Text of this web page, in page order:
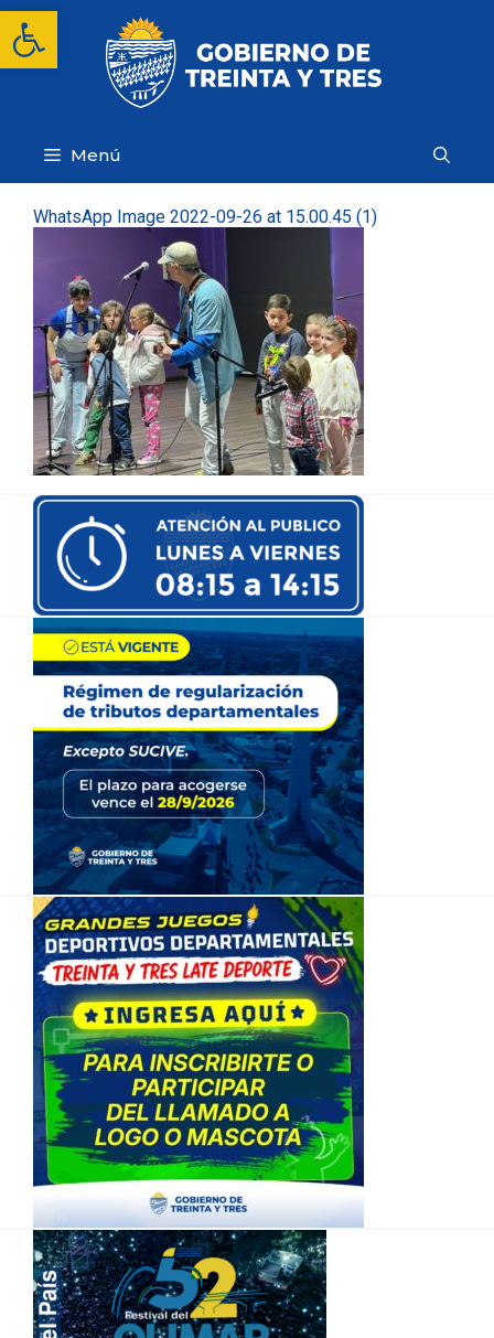
Abrir barra de herramientas
Saltar
contenido
Menú
WhatsApp Image 2022-09-26 at 15.00.45 (1)